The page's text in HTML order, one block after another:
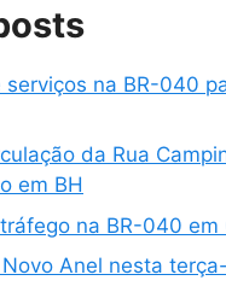
serviços na BR-040
da Rua
em BH
na BR-040 em
Anel nesta